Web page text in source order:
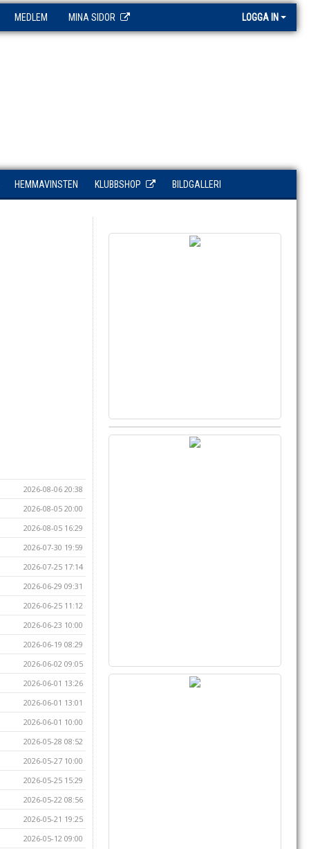
MEDLEM MINA SIDOR LOGGA IN
HEMMAVINSTEN KLUBBSHOP BILDGALLERI
2026-08-06 20:38
2026-08-05 20:00
2026-08-05 16:29
2026-07-30 19:59
2026-07-25 17:14
2026-06-29 09:31
2026-06-25 11:12
2026-06-23 10:00
2026-06-19 08:29
2026-06-02 09:05
2026-06-01 13:26
2026-06-01 13:01
2026-06-01 10:00
2026-05-28 08:52
2026-05-27 10:00
2026-05-25 15:29
2026-05-22 08:56
2026-05-21 19:25
2026-05-12 09:00